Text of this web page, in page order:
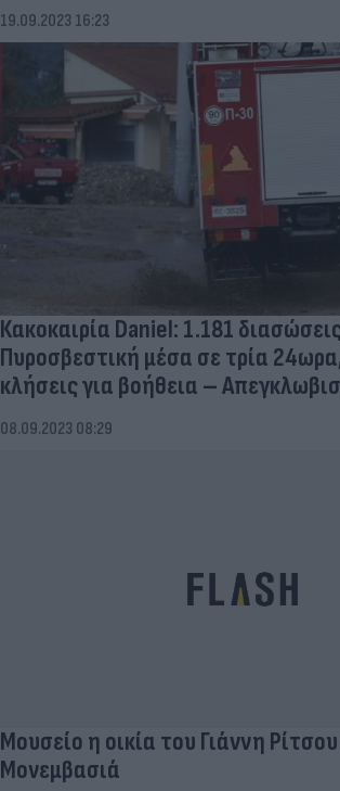
19.09.2023 16:23
Κακοκαιρία Daniel: 1.181
Πυροσβεστική μέσα σε τρία
κλήσεις για βοήθεια –
08.09.2023 08:29
Μουσείο η οικία του Γιάννη
Μονεμβασιά